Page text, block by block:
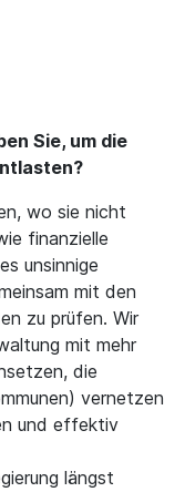
Sie, um die
wo sie nicht
finanzielle
unsinnige
mit den
zu prüfen. Wir
mit mehr
die
vernetzen
und effektiv
längst